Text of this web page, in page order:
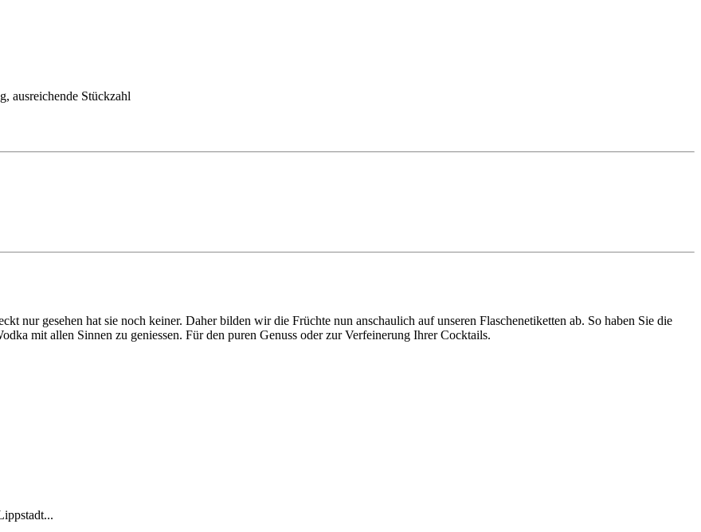
ausreichende Stückzahl
nur gesehen hat sie noch keiner. Daher bilden wir die Früchte nun anschaulich auf unseren Flaschenetiketten ab. So haben Sie die
mit allen Sinnen zu geniessen. Für den puren Genuss oder zur Verfeinerung Ihrer Cocktails.